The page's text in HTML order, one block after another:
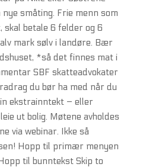
nye småting. Frie menn som
betale 6 felder og 6
mark sølv i landøre. Bær
*så det finnes mat i
SBF skatteadvokater
du bør ha med når du
ekstrainntekt – eller
ut bolig. Møtene avholdes
via webinar. Ikke så
Hopp til primær menyen
til bunntekst Skip to